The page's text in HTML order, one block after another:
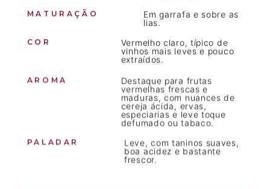
MATURAÇÃO
Em garrafa e sobre as
lias.
COR
Vermelho claro, típico de
vinhos mais leves e pouco
extraídos.
AROMA
Destaque para frutas
vermelhas frescas e
maduras, com nuances de
cereja ácida, ervas,
especiarias e leve toque
defumado ou tabaco.
PALADAR
Leve, com taninos suaves,
boa acidez e bastante
frescor.